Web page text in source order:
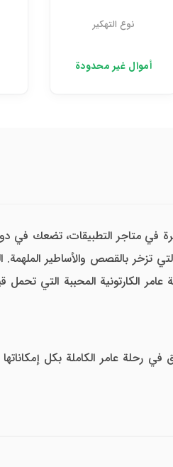
نوع التهكير
أموال غیر محدودة
في متاجر التطبيقات، تضعك
تزخر بالقصص والأساطير الملهمة.
المحببة التي تحمل
رحلة عامر الكاملة بكل إمكاناتها